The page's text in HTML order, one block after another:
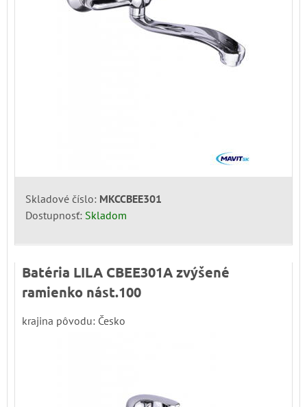
Skladové číslo: MKCCBEE301
Dostupnosť: Skladom
Batéria LILA CBEE301A zvýšené
ramienko nást.100
krajina pôvodu: Česko